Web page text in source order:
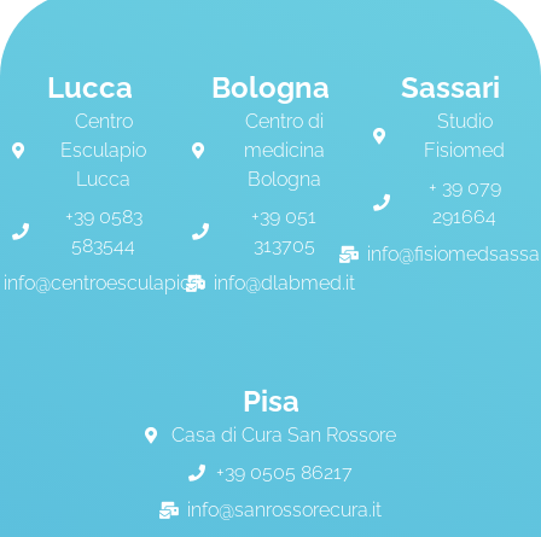
Lucca
Centro
Esculapio
Lucca
+39 0583
583544
info@centroesculapio.it
Bologna
Centro di
medicina
Bologna
+39 051
313705
info@dlabmed.it
Sassari
Studio
Fisiomed
+ 39 079
291664
Pisa
Casa di Cura San Rossore
+39 0505 86217
info@sanrossorecura.it